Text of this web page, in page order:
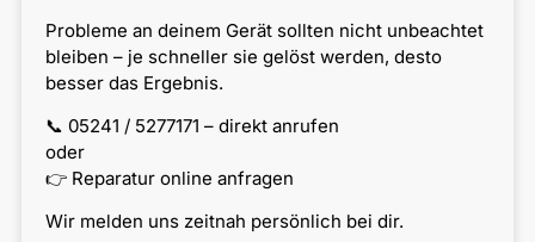
Probleme an deinem Gerät sollten nicht unbeachtet
bleiben – je schneller sie gelöst werden, desto
besser das Ergebnis.
📞 05241 / 5277171 – direkt anrufen
oder
👉 Reparatur online anfragen
Wir melden uns zeitnah persönlich bei dir.